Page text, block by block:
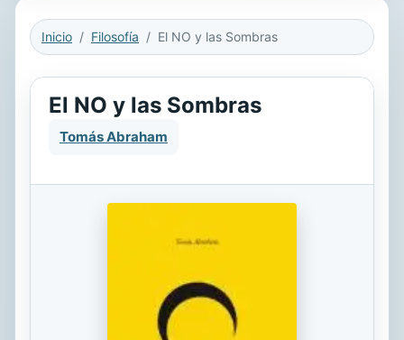
Inicio Filosofía El NO y las Sombras
El NO y las Sombras
Tomás Abraham